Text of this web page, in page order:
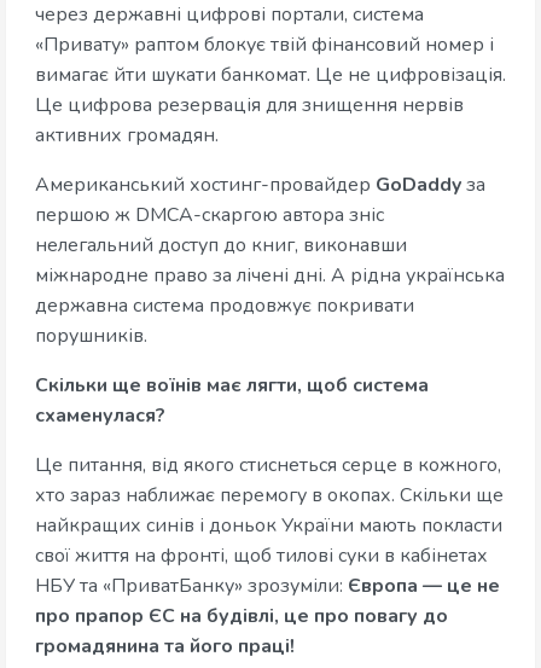
через державні цифрові портали, система
«Привату» раптом блокує твій фінансовий номер і
вимагає йти шукати банкомат. Це не цифровізація.
Це цифрова резервація для знищення нервів
активних громадян.
Американський хостинг-провайдер GoDaddyза
першою ж DMCA-скаргою автора зніс
нелегальний доступ до книг, виконавши
міжнародне право за лічені дні. А рідна українська
державна система продовжує покривати
порушників.
Скільки ще воїнів має лягти, щоб система
схаменулася?
Це питання, від якого стиснеться серце в кожного,
хто зараз наближає перемогу в окопах. Скільки ще
найкращих синів і доньок України мають покласти
свої життя на фронті, щоб тилові суки в кабінетах
НБУ та «ПриватБанку» зрозуміли: Європа — це не
про прапор ЄС на будівлі, це про повагу до
громадянина та його праці!